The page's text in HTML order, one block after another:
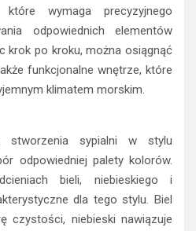
które wymaga precyzyjnego
odpowiednich elementów
krok po kroku, można osiągnąć
funkcjonalne wnętrze, które
klimatem morskim.
stworzenia sypialni w stylu
odpowiedniej palety kolorów.
bieli, niebieskiego i
dla tego stylu. Biel
czystości, niebieski nawiązuje